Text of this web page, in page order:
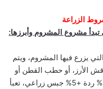
الزراعة
مشروع المشروم وأبرزها:
يزرع فيها المشروم، ويتم
قش الأرز، أو حطب القطن أو
مخلف نباتي أو حقلي آخر. ثم يضاف 5% ردة +5% جبس زراعي، تعبأ